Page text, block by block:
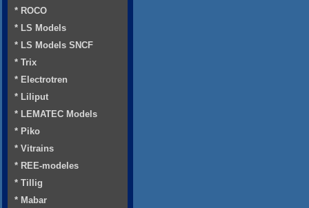
* ROCO
* LS Models
* LS Models SNCF
* Trix
* Electrotren
* Liliput
* LEMATEC Models
* Piko
* Vitrains
* REE-modeles
* Tillig
* Mabar